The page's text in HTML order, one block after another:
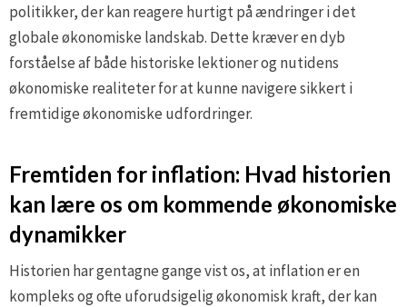
politikker, der kan reagere hurtigt på ændringer i det
globale økonomiske landskab. Dette kræver en dyb
forståelse af både historiske lektioner og nutidens
økonomiske realiteter for at kunne navigere sikkert i
fremtidige økonomiske udfordringer.
Fremtiden for inflation: Hvad historien
kan lære os om kommende økonomiske
dynamikker
Historien har gentagne gange vist os, at inflation er en
kompleks og ofte uforudsigelig økonomisk kraft, der kan